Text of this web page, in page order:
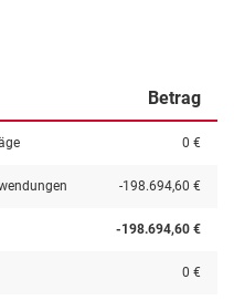
Betrag
0 €
-198.694,60 €
-198.694,60 €
0 €